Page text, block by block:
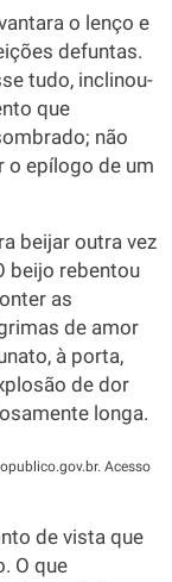
o lenço e
defuntas.
tudo, inclinou-
que
não
o epílogo de um
beijar outra vez
beijo rebentou
as
de amor
à porta,
de dor
longa.
Acesso
de vista que
O que